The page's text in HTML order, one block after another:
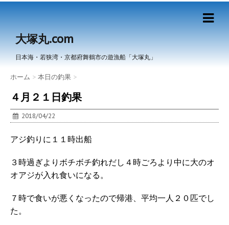
大塚丸.com
日本海・若狭湾・京都府舞鶴市の遊漁船「大塚丸」
ホーム > 本日の釣果 >
４月２１日釣果
2018/04/22
アジ釣りに１１時出船
３時過ぎよりボチボチ釣れだし４時ごろより中に大のオ
オアジが入れ食いになる。
７時で食いが悪くなったので帰港、平均一人２０匹でし
た。